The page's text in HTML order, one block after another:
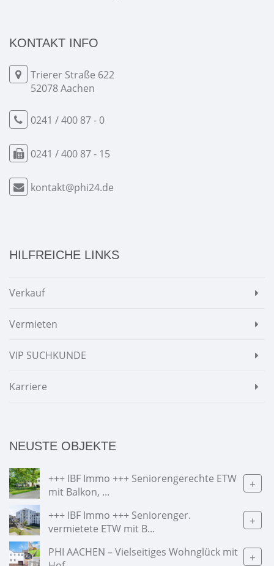
KONTAKT INFO
Trierer Straße 622
52078 Aachen
0241 / 400 87 - 0
0241 / 400 87 - 15
kontakt@phi24.de
HILFREICHE LINKS
Verkauf
Vermieten
VIP SUCHKUNDE
Karriere
NEUSTE OBJEKTE
+++ IBF Immo +++ Seniorengerechte ETW
mit Balkon, ...
+
+++ IBF Immo +++ Seniorenger.
vermietete ETW mit B...
+
PHI AACHEN – Vielseitiges Wohnglück mit
+